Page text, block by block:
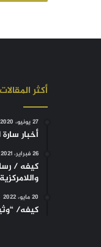
أكثر
27 يونيو، 2020
أخبار
26 فبراير، 2021
كيفه /
واللامركزية
20 مايو، 2022
كيفه/